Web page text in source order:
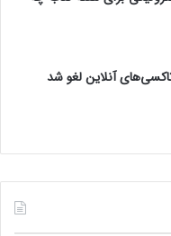
آنلاین لغو شد